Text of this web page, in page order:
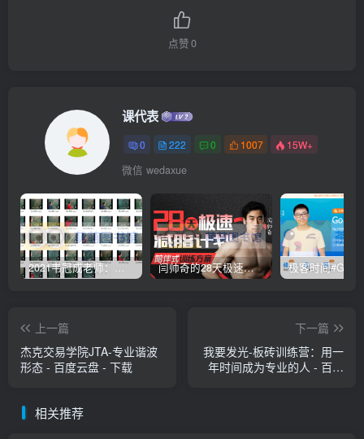
点赞0
课代表
0 222 0 1007 15W+
微信 wedaxue
2021韦冠成老师：韦氏天星风水《秘传二十四山吉凶占断要法》 – 百度云盘 – 下载 闫帅奇的28天极速减脂计划 – 网盘分享 – 下载
上一篇
杰克交易学院JTA-专业谐波
形态 - 百度云盘 - 下载
下一篇
我要发光-板砖训练营：用一
年时间成为专业的人 - 百度
相关推荐